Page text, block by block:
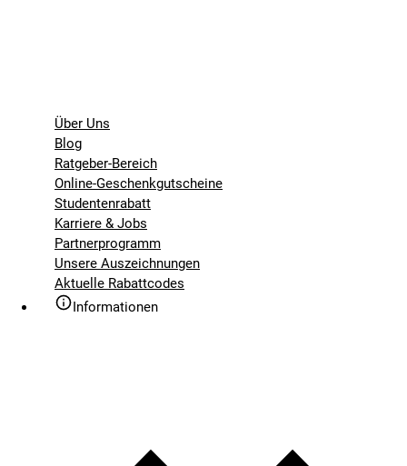
Über Uns
Blog
Ratgeber-Bereich
Online-Geschenkgutscheine
Studentenrabatt
Karriere & Jobs
Partnerprogramm
Unsere Auszeichnungen
Aktuelle Rabattcodes
Informationen